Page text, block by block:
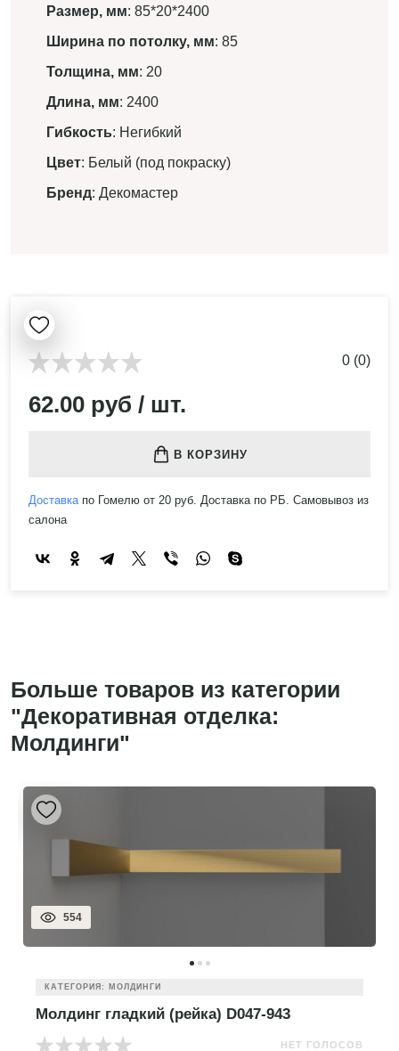
Размер, мм: 85*20*2400
Ширина по потолку, мм: 85
Толщина, мм: 20
Длина, мм: 2400
Гибкость: Негибкий
Цвет: Белый (под покраску)
Бренд: Декомастер
0 (0)
62.00 руб / шт.
В КОРЗИНУ
Доставкапо Гомелю от 20 руб. Доставка по РБ. Самовывоз из
салона
Больше товаров из категории
"Декоративная отделка:
Молдинги"
554
КАТЕГОРИЯ: МОЛДИНГИ
Молдинг гладкий (рейка) D047-943
НЕТ ГОЛОСОВ